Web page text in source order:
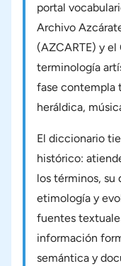
portal
Archivo
(AZCARTE) y el
terminología
fase contempla
heráldica,
El diccionario
histórico:
los términos,
etimología y
fuentes
información
semántica y